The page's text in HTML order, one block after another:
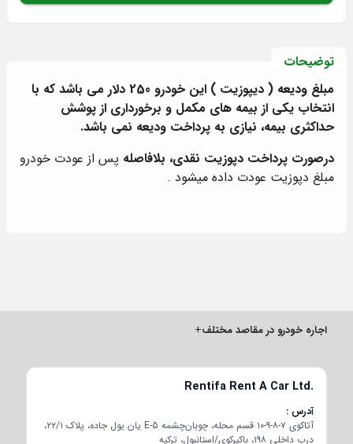
توضیحات
مبلغ ودیعه ( دیپوزیت ) این خودرو 250 دلار می باشد که با
انتخاب یکی از بیمه های مکمل و برخورداری از پوشش
حداکثری بیمه، نیازی به پرداخت ودیعه نمی باشد.
درصورت پرداخت دپوزیت نقدی، بلافاصله پس از عودت خودرو
مبلغ دپوزیت عودت داده میشود .
اجاره خودرو در مقاصد مختلف+
Rentifa Rent A Car Ltd.
آدرس
آتاکوی ۷-۸-۹-۱۰ قسم محله، چوبان‌چشمه E-5 یان یول جاده، پلاک ۲۲/۱،
درب داخلی ۱۹۸، باکیرکوی/استانبول، ترکیه